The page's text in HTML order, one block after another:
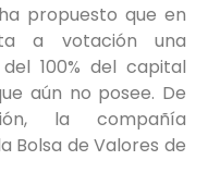
propuesto que en
a votación una
100% del capital
aún no posee. De
la compañía
Bolsa de Valores de